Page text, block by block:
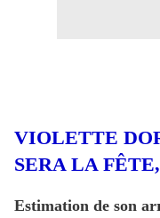
VIOLETTE
SERA LA
Estimation de son